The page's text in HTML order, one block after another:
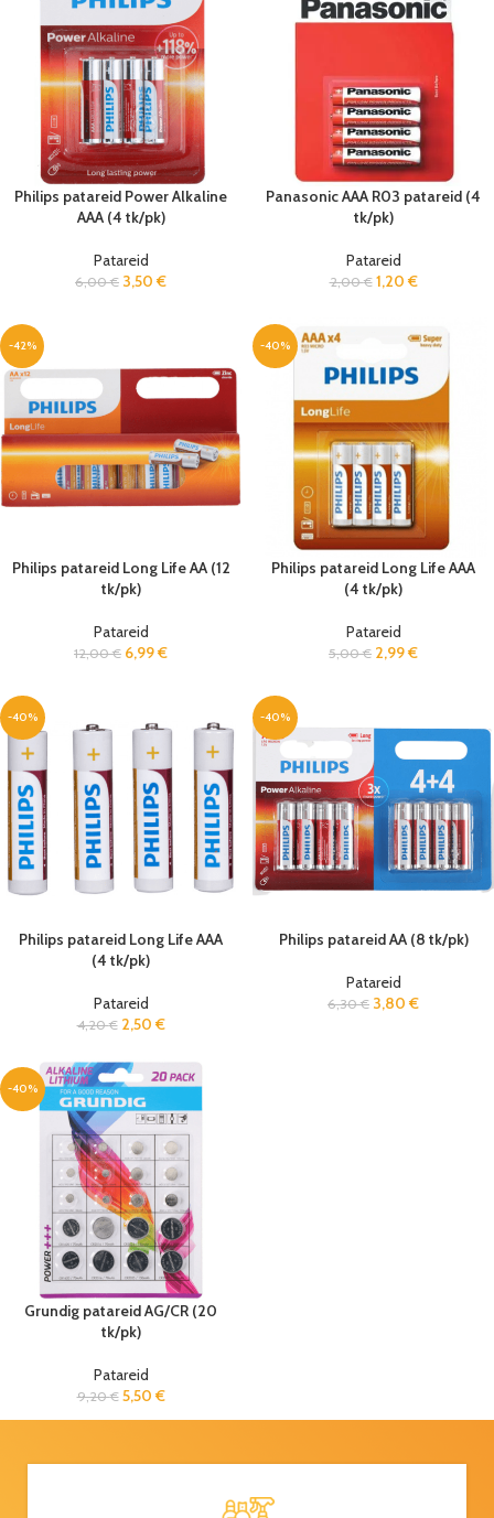
Philips patareid Power Alkaline
AAA (4 tk/pk)
Patareid
6,00€ 3,50 €
Panasonic AAA R03 patareid (4
tk/pk)
Patareid
2,00€ 1,20 €
-42%
Philips patareid Long Life AA (12
tk/pk)
Patareid
12,00€ 6,99€
-40%
Philips patareid Long Life AAA
(4 tk/pk)
Patareid
5,00€ 2,99€
-40%
Philips patareid Long Life AAA
(4 tk/pk)
Patareid
4,20€ 2,50 €
-40%
Philips patareid AA (8 tk/pk)
Patareid
6,30€ 3,80 €
-40%
Grundig patareid AG/CR (20
tk/pk)
Patareid
9,20€ 5,50 €